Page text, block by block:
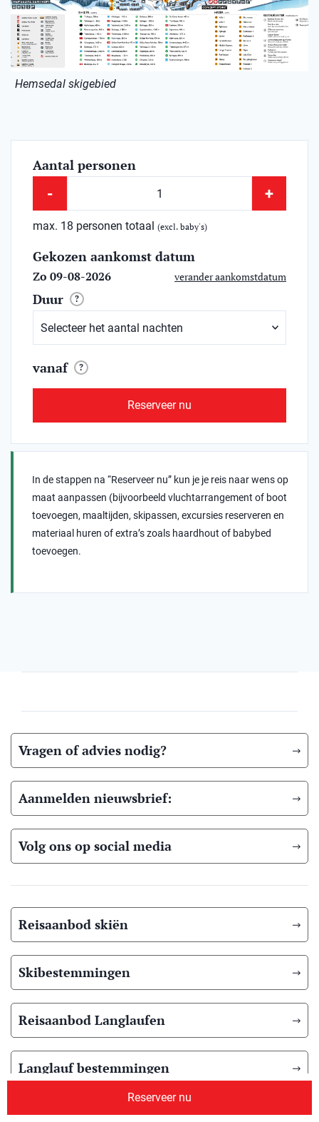
Hemsedal skigebied
Aantal personen
- +
max. 18 personen totaal (excl. baby's)
Gekozen aankomst datum
Zo 09-08-2026 verander aankomstdatum
Duur ?
vanaf ?
Reserveer nu
In de stappen na “Reserveer nu” kun je je reis naar wens op
maat aanpassen (bijvoorbeeld vluchtarrangement of boot
toevoegen, maaltijden, skipassen, excursies reserveren en
materiaal huren of extra’s zoals haardhout of babybed
toevoegen.
Reserveer nu
Vragen of advies nodig?
Aanmelden nieuwsbrief:
Volg ons op social media
Reisaanbod skiën
Skibestemmingen
Reisaanbod Langlaufen
Langlauf bestemmingen
Reisaanbod zomer